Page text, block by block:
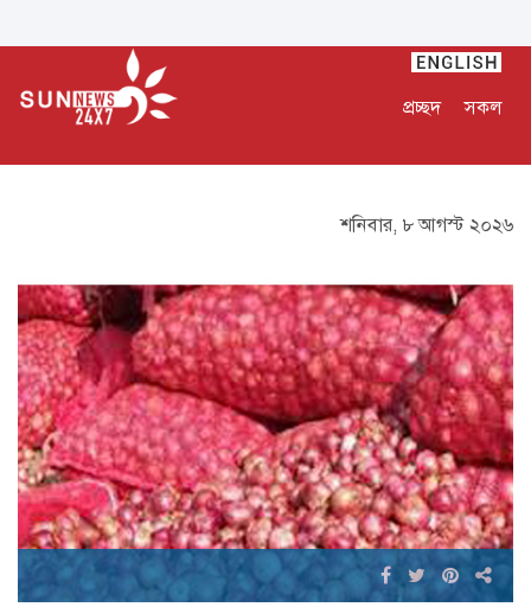
প্রচ্ছদ সকল
শনিবার, ৮ আগস্ট ২০২৬